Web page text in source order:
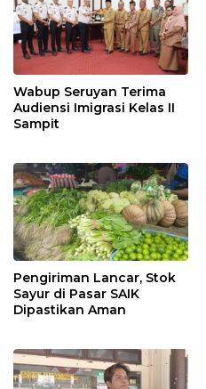
Wabup Seruyan Terima
Audiensi Imigrasi Kelas II
Sampit
Pengiriman Lancar, Stok
Sayur di Pasar SAIK
Dipastikan Aman